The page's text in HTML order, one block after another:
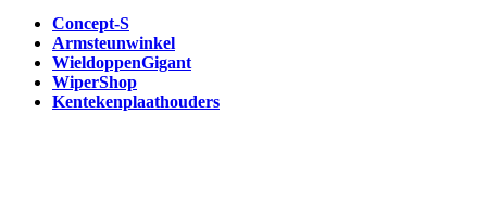
Concept-S
Armsteunwinkel
WieldoppenGigant
WiperShop
Kentekenplaathouders